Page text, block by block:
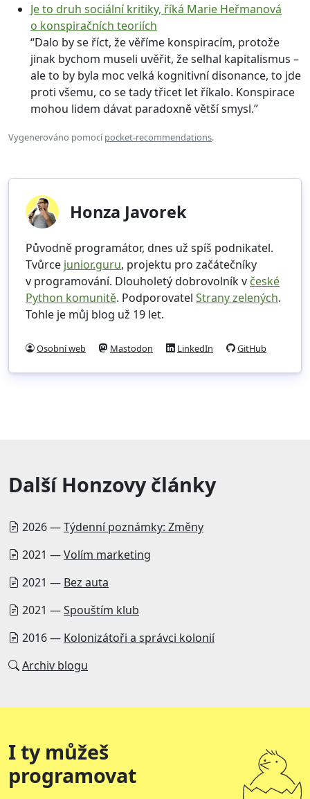
Je to druh sociální kritiky, říká Marie Heřmanová
o konspiračních teoriích
“Dalo by se říct, že věříme konspiracím, protože
jinak bychom museli uvěřit, že selhal kapitalismus –
ale to by byla moc velká kognitivní disonance, to jde
proti všemu, co se tady třicet let říkalo. Konspirace
mohou lidem dávat paradoxně větší smysl.”
Vygenerováno pomocípocket-recommendations.
Honza Javorek
Původně programátor, dnes už spíš podnikatel.
Tvůrce junior.guru, projektu pro začátečníky
v programování. Dlouholetý dobrovolník v české
Python komunitě. Podporovatel Strany zelených.
Tohle je můj blog už 19 let.
Osobní web Mastodon LinkedIn GitHub
Další Honzovy články
2026 —Týdenní poznámky: Změny
2021 —Volím marketing
2021 — Bez auta
2021 —Spouštím klub
2016 — Kolonizátoři a správci kolonií
Archiv blogu
I ty můžeš
programovat